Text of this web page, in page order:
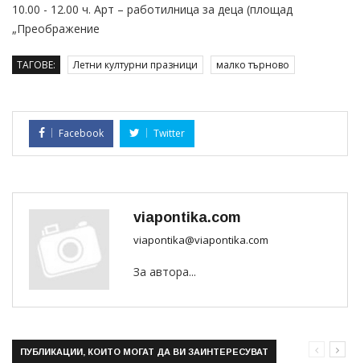
10.00 - 12.00 ч. Арт – работилница за деца (площад
„Преображение
ТАГОВЕ: Летни културни празници малко търново
Facebook Twitter
viapontika.com
viapontika@viapontika.com
За автора...
ПУБЛИКАЦИИ, КОИТО МОГАТ ДА ВИ ЗАИНТЕРЕСУВАТ